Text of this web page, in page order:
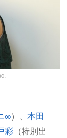
∞）、 本田
彩 （特別出